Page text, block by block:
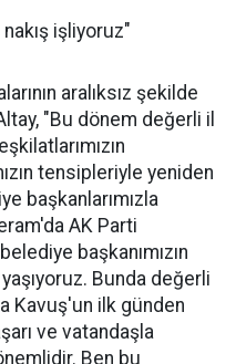
işliyoruz"
aralıksız şekilde
"Bu dönem değerli il
tensipleriyle yeniden
başkanlarımızla
AK Parti
başkanımızın
Bunda değerli
Kavuş'un ilk günden
ve vatandaşla
Ben bu